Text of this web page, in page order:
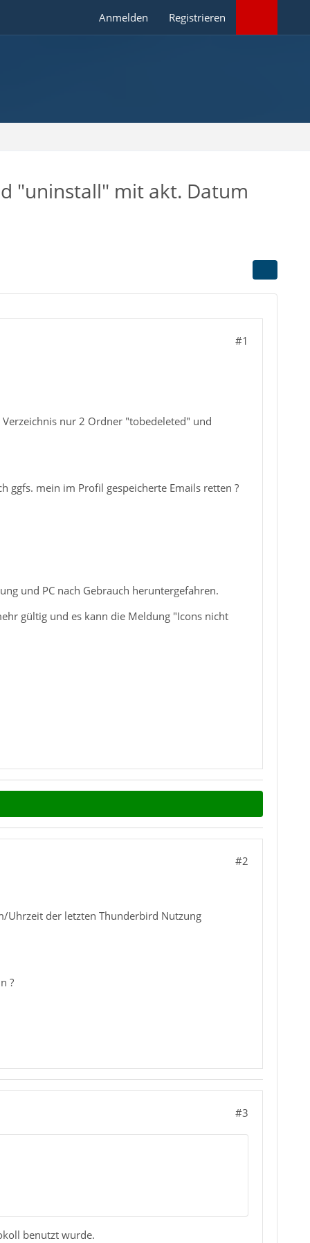
Anmelden Registrieren
"uninstall" mit akt. Datum
#1
nur 2 Ordner "tobedeleted" und
ggfs. mein im Profil gespeicherte Emails retten ?
und PC nach Gebrauch heruntergefahren.
gültig und es kann die Meldung "Icons nicht
#2
Uhrzeit der letzten Thunderbird Nutzung
?
#3
benutzt wurde.